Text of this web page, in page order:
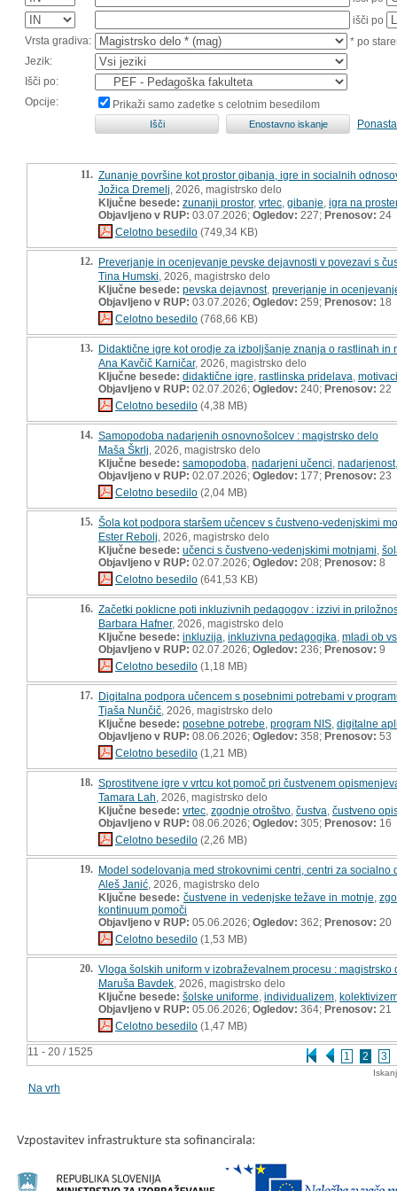
išči po
Vrsta gradiva:
* po
Jezik:
Išči po:
Opcije:
Prikaži samo zadetke s celotnim besedilom
11 - 20 / 1525 1 2 3
11. Zunanje površine kot prostor gibanja, igre in socialnih
Jožica Dremelj , 2026, magistrsko delo
Ključne besede: zunanji prostor, vrtec gibanje igra na
Objavljeno v RUP: 03.07.2026; Ogledov: 227; Prenosov: 24
Celotno besedilo (749,34 KB)
12. Preverjanje in ocenjevanje pevske dejavnosti v povezavi s
Tina Humski , 2026, magistrsko delo
Ključne besede: pevska dejavnost, preverjanje in
Objavljeno v RUP: 03.07.2026; Ogledov: 259; Prenosov: 18
Celotno besedilo (768,66 KB)
13. Didaktične igre kot orodje za izboljšanje znanja o rastlinah in
Ana Kavčič Karničar, 2026, magistrsko delo
Ključne besede: didaktične igre rastlinska pridelava
Objavljeno v RUP: 02.07.2026; Ogledov: 240; Prenosov: 22
Celotno besedilo (4,38 MB)
14. Samopodoba nadarjenih osnovnošolcev : magistrsko delo
Maša Škrlj , 2026, magistrsko delo
Ključne besede: samopodoba nadarjeni učenci nadarjenost
Objavljeno v RUP: 02.07.2026; Ogledov: 177; Prenosov: 23
Celotno besedilo (2,04 MB)
15. Šola kot podpora staršem učencev s čustveno-vedenjskimi
Ester Rebolj , 2026, magistrsko delo
Ključne besede: učenci s čustveno-vedenjskimi motnjami
Objavljeno v RUP: 02.07.2026; Ogledov: 208; Prenosov: 8
Celotno besedilo (641,53 KB)
16. Začetki poklicne poti inkluzivnih pedagogov : izzivi in
Barbara Hafner, 2026, magistrsko delo
Ključne besede: inkluzija inkluzivna pedagogika mladi ob
Objavljeno v RUP: 02.07.2026; Ogledov: 236; Prenosov: 9
Celotno besedilo (1,18 MB)
17. Digitalna podpora učencem s posebnimi potrebami v
Tjaša Nunčič , 2026, magistrsko delo
Ključne besede: posebne potrebe program NIS digitalne
Objavljeno v RUP: 08.06.2026; Ogledov: 358; Prenosov: 53
Celotno besedilo (1,21 MB)
18. Sprostitvene igre v vrtcu kot pomoč pri čustvenem
Tamara Lah , 2026, magistrsko delo
Ključne besede: vrtec zgodnje otroštvo čustva čustveno
Objavljeno v RUP: 08.06.2026; Ogledov: 305; Prenosov: 16
Celotno besedilo (2,26 MB)
19. Model sodelovanja med strokovnimi centri, centri za
Aleš Janić , 2026, magistrsko delo
Ključne besede: čustvene in vedenjske težave in motnje ,
kontinuum pomoči
Objavljeno v RUP: 05.06.2026; Ogledov: 362; Prenosov: 20
Celotno besedilo (1,53 MB)
20. Vloga šolskih uniform v izobraževalnem procesu : magistrsko
Maruša Bavdek , 2026, magistrsko delo
Ključne besede: šolske uniforme individualizem
Objavljeno v RUP: 05.06.2026; Ogledov: 364; Prenosov: 21
Celotno besedilo (1,47 MB)
Na vrh